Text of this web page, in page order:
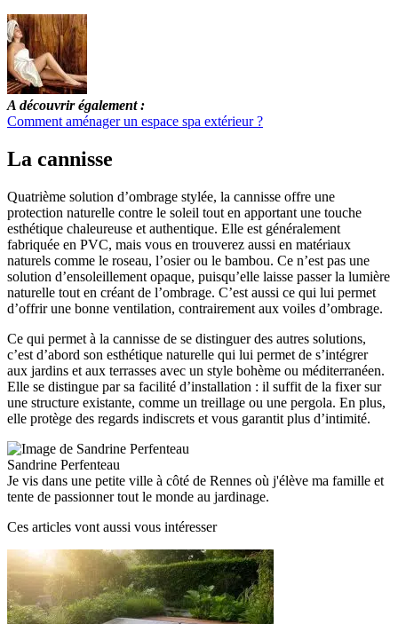
A découvrir également :
Comment aménager un espace spa extérieur ?
La cannisse
Quatrième solution d’ombrage stylée, la cannisse offre une
protection naturelle contre le soleil tout en apportant une touche
esthétique chaleureuse et authentique. Elle est généralement
fabriquée en PVC, mais vous en trouverez aussi en matériaux
naturels comme le roseau, l’osier ou le bambou. Ce n’est pas une
solution d’ensoleillement opaque, puisqu’elle laisse passer la lumière
naturelle tout en créant de l’ombrage. C’est aussi ce qui lui permet
d’offrir une bonne ventilation, contrairement aux voiles d’ombrage.
Ce qui permet à la cannisse de se distinguer des autres solutions,
c’est d’abord son esthétique naturelle qui lui permet de s’intégrer
aux jardins et aux terrasses avec un style bohème ou méditerranéen.
Elle se distingue par sa facilité d’installation : il suffit de la fixer sur
une structure existante, comme un treillage ou une pergola. En plus,
elle protège des regards indiscrets et vous garantit plus d’intimité.
Sandrine Perfenteau
Je vis dans une petite ville à côté de Rennes où j'élève ma famille et
tente de passionner tout le monde au jardinage.
Ces articles vont aussi vous intéresser